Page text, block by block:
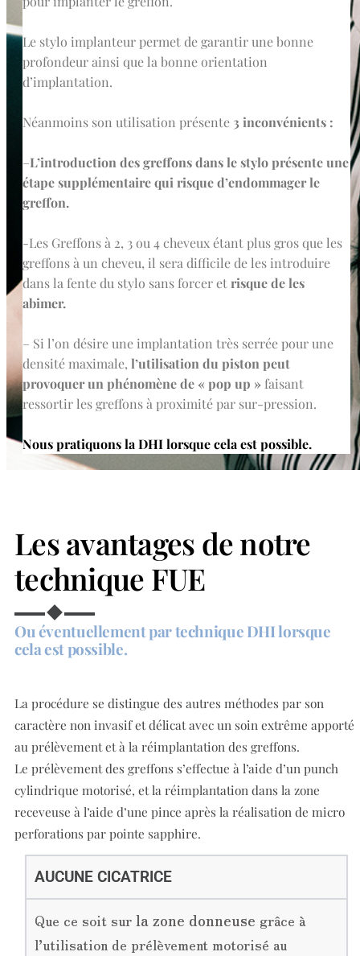
Le stylo implanteur permet de garantir une bonne
profondeur ainsi que la bonne orientation
d’implantation.
Néanmoins son utilisation présente 3 inconvénients :
–L’introduction des greffons dans le stylo présente une
étape supplémentaire qui risque d’endommager le
greffon.
-Les Greffons à 2, 3 ou 4 cheveux étant plus gros que les
greffons à un cheveu, il sera difficile de les introduire
dans la fente du stylo sans forcer et risque de les
abimer.
– Si l’on désire une implantation très serrée pour une
densité maximale, l’utilisation du piston peut
provoquer un phénomène de « pop up » faisant
ressortir les greffons à proximité par sur-pression.
Nous pratiquons la DHI lorsque cela est possible.
Les avantages de notre
technique FUE
Ou éventuellement par technique DHI lorsque
cela est possible.
La procédure se distingue des autres méthodes par son
caractère non invasif et délicat avec un soin extrême apporté
au prélèvement et à la réimplantation des greffons.
Le prélèvement des greffons s’effectue à l’aide d’un punch
cylindrique motorisé, et la réimplantation dans la zone
receveuse à l’aide d’une pince après la réalisation de micro
perforations par pointe sapphire.
AUCUNE CICATRICE
Que ce soit surla zone donneuse grâce à
l’utilisation de prélèvement motorisé au